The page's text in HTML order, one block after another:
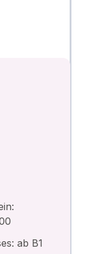
ab B1